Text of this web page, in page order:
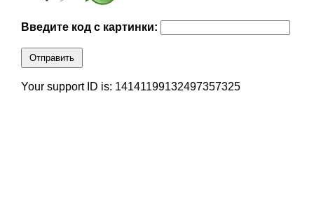
Введите код с картинки:
Отправить
Your support ID is: 14141199132497357325